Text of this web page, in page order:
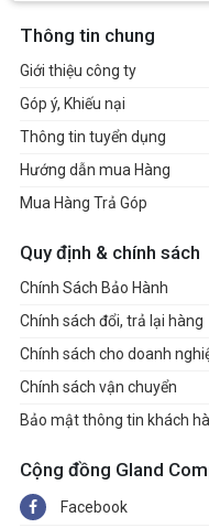
ESD Protection)
- 2 x USB 2.0
Protection)
- 1 x RJ-45
Connectors
- 1 x USB 2.0
- 1 x Internal
- 1 x Audio
Accessory
- 2 x SATA
- 1 x 120W/19V
Dimension
- 155 x 155 x
Thông tin chung
Giới thiệu công ty
Góp ý, Khiếu nại
Thông tin tuyển dụng
Hướng dẫn mua Hàng
Mua Hàng Trả Góp
Quy định & chính sách
Chính Sách Bảo Hành
Chính sách đổi, trả lại hàng
Chính sách cho doanh
Chính sách vận chuyển
Bảo mật thông tin khách
Cộng đồng Gland
Facebook